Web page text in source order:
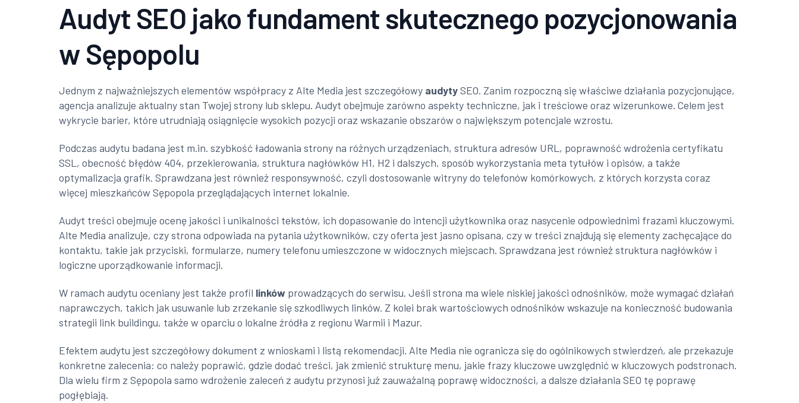
Audyt SEO jako fundament skutecznego pozycjonowania
w Sępopolu
Jednym z najważniejszych elementów współpracy z Alte Media jest szczegółowy audytySEO. Zanim rozpoczną się właściwe działania pozycjonujące,
agencja analizuje aktualny stan Twojej strony lub sklepu. Audyt obejmuje zarówno aspekty techniczne, jak i treściowe oraz wizerunkowe. Celem jest
wykrycie barier, które utrudniają osiągnięcie wysokich pozycji oraz wskazanie obszarów o największym potencjale wzrostu.
Podczas audytu badana jest m.in. szybkość ładowania strony na różnych urządzeniach, struktura adresów URL, poprawność wdrożenia certyfikatu
SSL, obecność błędów 404, przekierowania, struktura nagłówków H1, H2 i dalszych, sposób wykorzystania meta tytułów i opisów, a także
optymalizacja grafik. Sprawdzana jest również responsywność, czyli dostosowanie witryny do telefonów komórkowych, z których korzysta coraz
więcej mieszkańców Sępopola przeglądających internet lokalnie.
Audyt treści obejmuje ocenę jakości i unikalności tekstów, ich dopasowanie do intencji użytkownika oraz nasycenie odpowiednimi frazami kluczowymi.
Alte Media analizuje, czy strona odpowiada na pytania użytkowników, czy oferta jest jasno opisana, czy w treści znajdują się elementy zachęcające do
kontaktu, takie jak przyciski, formularze, numery telefonu umieszczone w widocznych miejscach. Sprawdzana jest również struktura nagłówków i
logiczne uporządkowanie informacji.
W ramach audytu oceniany jest także profil linków prowadzących do serwisu. Jeśli strona ma wiele niskiej jakości odnośników, może wymagać działań
naprawczych, takich jak usuwanie lub zrzekanie się szkodliwych linków. Z kolei brak wartościowych odnośników wskazuje na konieczność budowania
strategii link buildingu, także w oparciu o lokalne źródła z regionu Warmii i Mazur.
Efektem audytu jest szczegółowy dokument z wnioskami i listą rekomendacji. Alte Media nie ogranicza się do ogólnikowych stwierdzeń, ale przekazuje
konkretne zalecenia: co należy poprawić, gdzie dodać treści, jak zmienić strukturę menu, jakie frazy kluczowe uwzględnić w kluczowych podstronach.
Dla wielu firm z Sępopola samo wdrożenie zaleceń z audytu przynosi już zauważalną poprawę widoczności, a dalsze działania SEO tę poprawę
pogłębiają.